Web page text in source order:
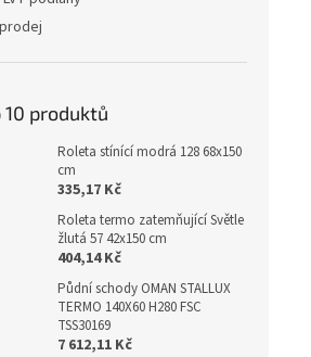
10 produktů
Roleta stínící modrá 128 68x150
cm
335,17 Kč
Roleta termo zatemňující Světle
žlutá 57 42x150 cm
404,14 Kč
Půdní schody OMAN STALLUX
TERMO 140X60 H280 FSC
TSS30169
7 612,11 Kč